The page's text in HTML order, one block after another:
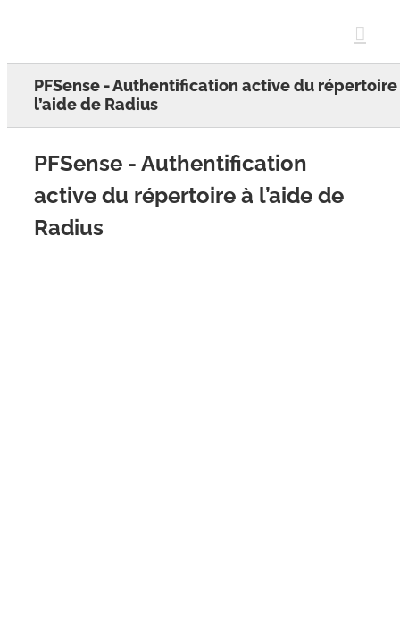
PFSense - Authentification active du répertoire
l’aide de Radius
PFSense - Authentification
active du répertoire à l’aide de
Radius